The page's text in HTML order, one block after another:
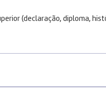
(declaração, diploma,